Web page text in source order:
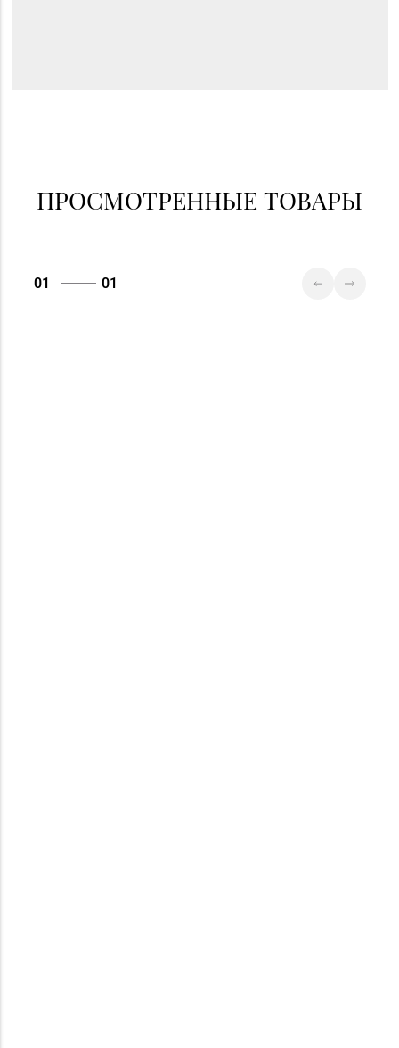
ПРОСМОТРЕННЫЕ ТОВАРЫ
01 01